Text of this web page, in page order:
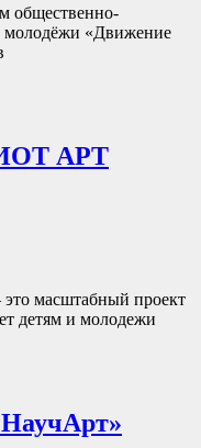
общественно-
молодёжи «Движение
АРТ
масштабный проект
детям и молодежи